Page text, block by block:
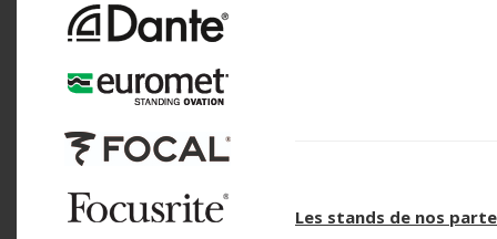
Les stands de nos